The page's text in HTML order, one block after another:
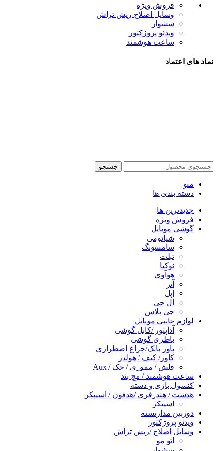
فروش ویژه
وسایل اصلاح ریش تراش
سشوار
ویدئو پروژکتور
ساعت هوشمند
نماد های اعتماد
جستجو
منو
دسته بندی ها
جدیدترین ها
فروش ویژه
گوشی موبایل
شیائومی
سامسونگ
تبلت
نوکیا
هوآوی
آنر
اپل
ال جی
جی پلاس
لوازم جانبی موبایل
آداپتور /کابل گوشی
باطری گوشی
پاور بانک/چراغ اضطراری
کاور/ کیف / هولدر
فلش / مموری / جک / Aux
ساعت هوشمند / مچ بند
کنسول بازی و دسته
هدست / هندزفری /هدفون / اسپیکر
اسپیکر
دوربین مداربسته
ویدئو پروژکتور
وسایل اصلاح /ریش تراش
اتو مو